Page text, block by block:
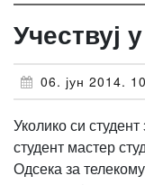
Учествуј
06. јун 2014.
Уколико си
студент мастер
Одсека за